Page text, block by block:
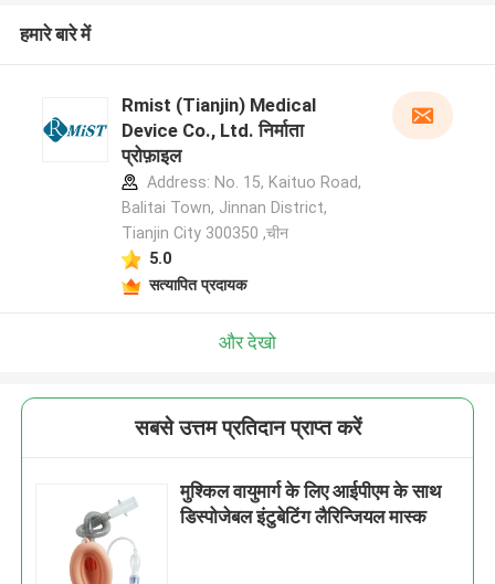
हमारे बारे में
Rmist (Tianjin) Medical
Device Co., Ltd. निर्माता
प्रोफ़ाइल
Address: No. 15, Kaituo Road,
Balitai Town, Jinnan District,
Tianjin City 300350 ,चीन
5.0
सत्यापित प्रदायक
और देखो
सबसे उत्तम प्रतिदान प्राप्त करें
मुश्किल वायुमार्ग के लिए आईपीएम के साथ
डिस्पोजेबल इंटुबेटिंग लैरिन्जियल मास्क